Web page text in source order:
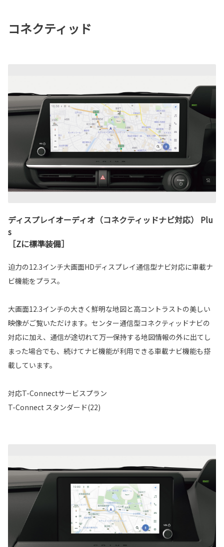
コネクティッド
ディスプレイオーディオ（コネクティッドナビ対応） Plu
s
［Zに標準装備］
迫力の12.3インチ大画面HDディスプレイ通信型ナビ対応に車載ナ
ビ機能をプラス。
大画面12.3インチの大きく鮮明な地図と高コントラストの美しい
映像がご覧いただけます。センター通信型コネクティッドナビの
対応に加え、通信が途切れて万一保持する地図情報の外に出てし
まった場合でも、続けてナビ機能が利用できる車載ナビ機能も搭
載しています。
対応T-Connectサービスプラン
T-Connect スタンダード(22)